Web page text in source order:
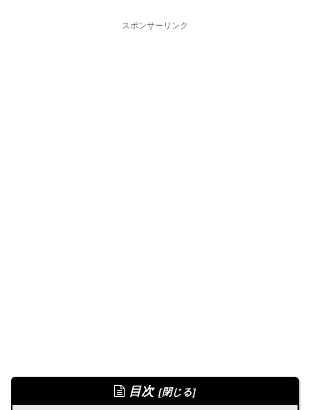
スポンサーリンク
目次